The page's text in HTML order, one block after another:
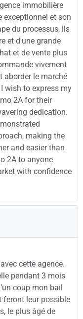
immobilière
exceptionnel et son
du processus, ils
et d'une grande
et de vente plus
vivement
aborder le marché
wish to express my
2A for their
dedication.
making the
and easier than
2A to anyone
with confidence
cette agence.
pendant 3 mois
coup mon bail
feront leur possible
le plus âgé de